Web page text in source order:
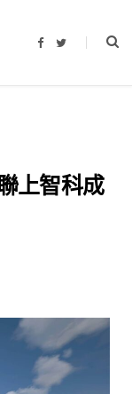
F
b
T
t
上智科成